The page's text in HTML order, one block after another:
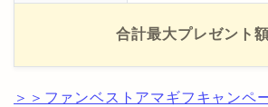
合計最大プレゼント額
＞＞ファンベストアマギフキャンペ